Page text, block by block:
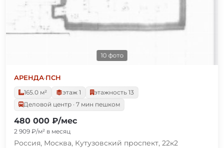
10 фото
АРЕНДА·ПСН
165.0 м²
этаж 1
этажность 13
Деловой центр · 7 мин пешком
480 000 ₽/мес
2 909 ₽/м² в месяц
Россия, Москва, Кутузовский проспект, 22к2